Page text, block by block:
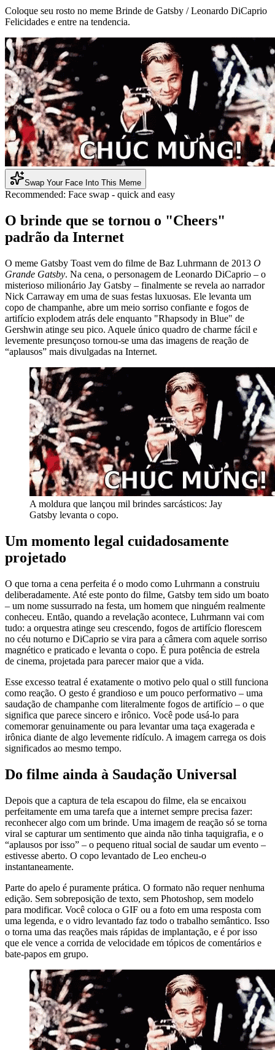
Coloque seu rosto no meme Brinde de Gatsby / Leonardo DiCaprio
Felicidades e entre na tendencia.
Swap Your Face Into This Meme
Recommended: Face swap - quick and easy
O brinde que se tornou o "Cheers"
padrão da Internet
O meme Gatsby Toast vem do filme de Baz Luhrmann de 2013 O
Grande Gatsby. Na cena, o personagem de Leonardo DiCaprio – o
misterioso milionário Jay Gatsby – finalmente se revela ao narrador
Nick Carraway em uma de suas festas luxuosas. Ele levanta um
copo de champanhe, abre um meio sorriso confiante e fogos de
artifício explodem atrás dele enquanto "Rhapsody in Blue" de
Gershwin atinge seu pico. Aquele único quadro de charme fácil e
levemente presunçoso tornou-se uma das imagens de reação de
“aplausos” mais divulgadas na Internet.
A moldura que lançou mil brindes sarcásticos: Jay
Gatsby levanta o copo.
Um momento legal cuidadosamente
projetado
O que torna a cena perfeita é o modo como Luhrmann a construiu
deliberadamente. Até este ponto do filme, Gatsby tem sido um boato
– um nome sussurrado na festa, um homem que ninguém realmente
conheceu. Então, quando a revelação acontece, Luhrmann vai com
tudo: a orquestra atinge seu crescendo, fogos de artifício florescem
no céu noturno e DiCaprio se vira para a câmera com aquele sorriso
magnético e praticado e levanta o copo. É pura potência de estrela
de cinema, projetada para parecer maior que a vida.
Esse excesso teatral é exatamente o motivo pelo qual o still funciona
como reação. O gesto é grandioso e um pouco performativo – uma
saudação de champanhe com literalmente fogos de artifício – o que
significa que parece sincero e irônico. Você pode usá-lo para
comemorar genuinamente ou para levantar uma taça exagerada e
irônica diante de algo levemente ridículo. A imagem carrega os dois
significados ao mesmo tempo.
Do filme ainda à Saudação Universal
Depois que a captura de tela escapou do filme, ela se encaixou
perfeitamente em uma tarefa que a internet sempre precisa fazer:
reconhecer algo com um brinde. Uma imagem de reação só se torna
viral se capturar um sentimento que ainda não tinha taquigrafia, e o
“aplausos por isso” – o pequeno ritual social de saudar um evento –
estivesse aberto. O copo levantado de Leo encheu-o
instantaneamente.
Parte do apelo é puramente prática. O formato não requer nenhuma
edição. Sem sobreposição de texto, sem Photoshop, sem modelo
para modificar. Você coloca o GIF ou a foto em uma resposta com
uma legenda, e o vidro levantado faz todo o trabalho semântico. Isso
o torna uma das reações mais rápidas de implantação, e é por isso
que ele vence a corrida de velocidade em tópicos de comentários e
bate-papos em grupo.